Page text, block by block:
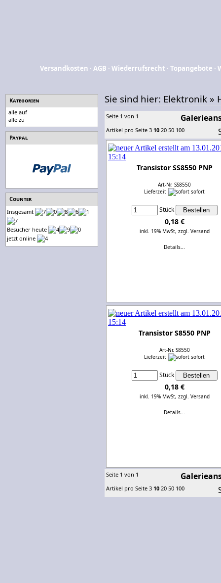
Versandkosten ·AGB ·Wiederrufsrecht ·Topangebote ·
Kategorien
alle auf
alle zu
Paypal
Counter
Insgesamt
Besucher heute
jetzt online
Sie sind hier: Elektronik »
Seite 1 von 1
Artikel pro Seite 3 10 20 50 100
Transistor SS8550 PNP
Art-Nr. SS8550
Lieferzeit
sofort
Stück
0,18 €
inkl. 19% MwSt, zzgl. Versand
Details...
Transistor S8550 PNP
Art-Nr. S8550
Lieferzeit
sofort
Stück
0,18 €
inkl. 19% MwSt, zzgl. Versand
Details...
Seite 1 von 1
Artikel pro Seite 3 10 20 50 100